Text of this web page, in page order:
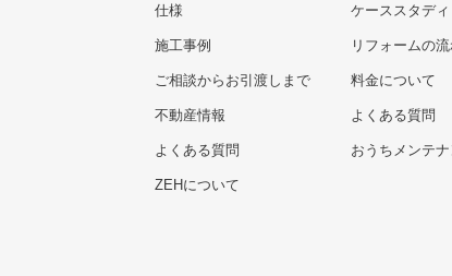
仕様
施工事例
ご相談からお引渡しまで
不動産情報
よくある質問
ZEHについて
ケーススタディ
リフォームの
料金について
よくある質問
おうちメンテ